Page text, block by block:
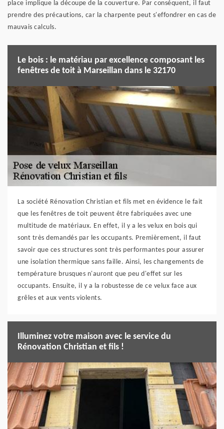
place implique la découpe de la couverture. Par conséquent, il faut
prendre des précautions, car la charpente peut s'effondrer en cas de
mauvais calculs.
Le bois : le matériau par excellence composant les
fenêtres de toit à Marseillan dans le 32170
La société Rénovation Christian et fils met en évidence le fait
que les fenêtres de toit peuvent être fabriquées avec une
multitude de matériaux. En effet, il y a les velux en bois qui
sont très demandés par les occupants. Premièrement, il faut
savoir que ces structures sont très performantes pour assurer
une isolation thermique sans faille. Ainsi, les changements de
température brusques n'auront que peu d'effet sur les
occupants. Ensuite, il y a la robustesse de ce velux face aux
grêles et aux vents violents.
Illuminez votre maison avec le service du
Rénovation Christian et fils !